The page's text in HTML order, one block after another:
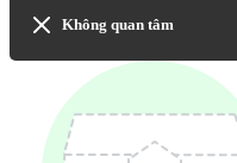
Không quan tâm